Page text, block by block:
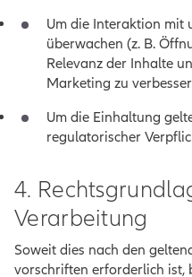
Um die Interaktion mit
überwachen (z. B.
Relevanz der Inhalte
Marketing zu
Um die Einhaltung
regulatorischer
4.
Verarbeitung
Soweit dies nach den
vorschriften erforderlich ist,